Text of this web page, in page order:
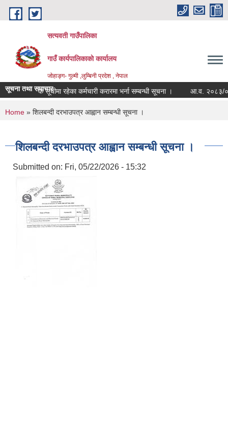
Skip to main content
सत्यवती गाउँपालिका
गाउँ कार्यपालिकाकाे कार्यालय
जाेहाङ्ग- गुल्मी ,लुम्बिनी प्रदेश , नेपाल
सूचना तथा समाचार
वैकल्पिक सूचीमा रहेका कर्मचारी करारमा भर्ना सम्बन्धी सूचना । आ.व. २०८३/०८४
You are here
Home » शिलबन्दी दरभाउपत्र आह्वान सम्बन्धी सूचना ।
शिलबन्दी दरभाउपत्र आह्वान सम्बन्धी सूचना ।
Submitted on: Fri, 05/22/2026 - 15:32